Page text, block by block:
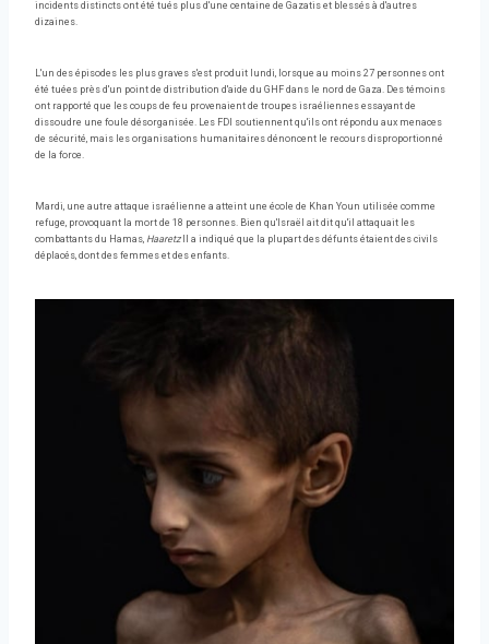
incidents distincts ont été tués plus d'une centaine de Gazatis et blessés à d'autres
dizaines.
L'un des épisodes les plus graves s'est produit lundi, lorsque au moins 27 personnes ont
été tuées près d'un point de distribution d'aide du GHF dans le nord de Gaza. Des témoins
ont rapporté que les coups de feu provenaient de troupes israéliennes essayant de
dissoudre une foule désorganisée. Les FDI soutiennent qu'ils ont répondu aux menaces
de sécurité, mais les organisations humanitaires dénoncent le recours disproportionné
de la force.
Mardi, une autre attaque israélienne a atteint une école de Khan Youn utilisée comme
refuge, provoquant la mort de 18 personnes. Bien qu'Israël ait dit qu'il attaquait les
combattants du Hamas, HaaretzIl a indiqué que la plupart des défunts étaient des civils
déplacés, dont des femmes et des enfants.